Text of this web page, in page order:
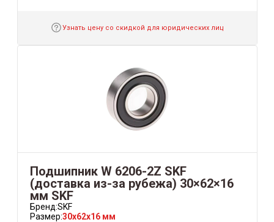
Узнать цену со скидкой для юридических лиц
Подшипник W 6206-2Z SKF
(доставка из-за рубежа) 30×62×16
мм SKF
Бренд:SKF
Размер:30x62x16 мм